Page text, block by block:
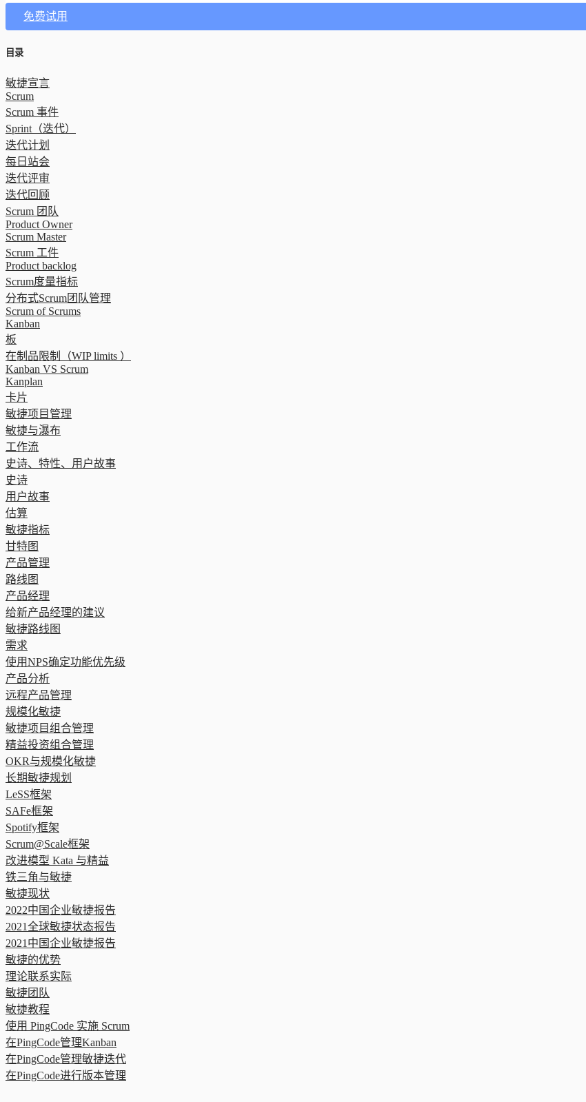
免费试用
目录
敏捷宣言
Scrum
Scrum 事件
Sprint（迭代）
迭代计划
每日站会
迭代评审
迭代回顾
Scrum 团队
Product Owner
Scrum Master
Scrum 工件
Product backlog
Scrum度量指标
分布式Scrum团队管理
Scrum of Scrums
Kanban
板
在制品限制（WIP limits ）
Kanban VS Scrum
Kanplan
卡片
敏捷项目管理
敏捷与瀑布
工作流
史诗、特性、用户故事
史诗
用户故事
估算
敏捷指标
甘特图
产品管理
路线图
产品经理
给新产品经理的建议
敏捷路线图
需求
使用NPS确定功能优先级
产品分析
远程产品管理
规模化敏捷
敏捷项目组合管理
精益投资组合管理
OKR与规模化敏捷
长期敏捷规划
LeSS框架
SAFe框架
Spotify框架
Scrum@Scale框架
改进模型 Kata 与精益
铁三角与敏捷
敏捷现状
2022中国企业敏捷报告
2021全球敏捷状态报告
2021中国企业敏捷报告
敏捷的优势
理论联系实际
敏捷团队
敏捷教程
使用 PingCode 实施 Scrum
在PingCode管理Kanban
在PingCode管理敏捷迭代
在PingCode进行版本管理